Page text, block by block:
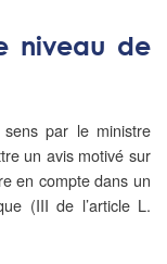
niveau de
par le ministre
un avis motivé sur
en compte dans un
(III de l’article L.